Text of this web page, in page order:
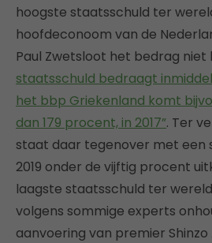
hoogste staatsschuld ter
hoofdeconoom van de
Paul Zwetsloot het bedrag niet
staatsschuld bedraagt
het bbp Griekenland komt
dan 179 procent, in 2017”. Ter
staat daar tegenover met een
2019 onder de vijftig procent
laagste staatsschuld ter
volgens sommige experts
aanvoering van premier